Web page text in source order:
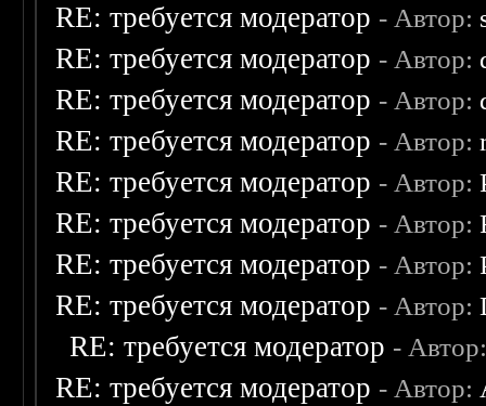
RE: требуется модератор - Автор:
RE: требуется модератор - Автор:
RE: требуется модератор - Автор:
RE: требуется модератор - Автор:
RE: требуется модератор - Автор:
RE: требуется модератор - Автор:
RE: требуется модератор - Автор:
RE: требуется модератор - Автор:
RE: требуется модератор -
RE: требуется модератор - Автор: